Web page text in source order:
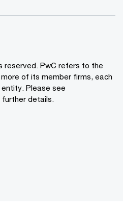
reserved. PwC refers to the
of its member firms, each
Please see
further details.